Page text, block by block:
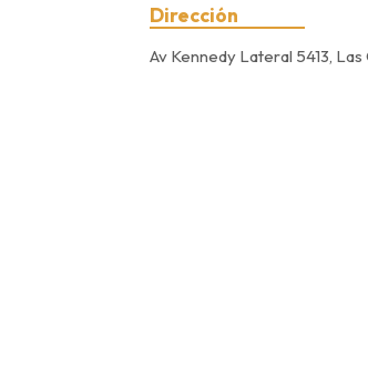
Dirección
Av Kennedy Lateral 5413, Las